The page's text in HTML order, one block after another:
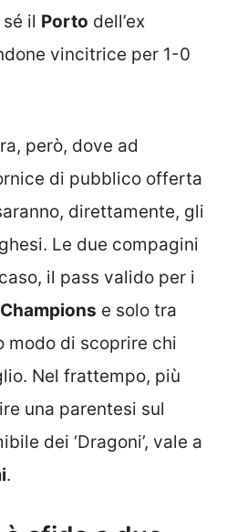
il Porto dell’ex
vincitrice per 1-0
però, dove ad
di pubblico offerta
direttamente, gli
Le due compagini
il pass valido per i
Champions e solo tra
modo di scoprire chi
Nel frattempo, più
una parentesi sul
dei ‘Dragoni’, vale a
.